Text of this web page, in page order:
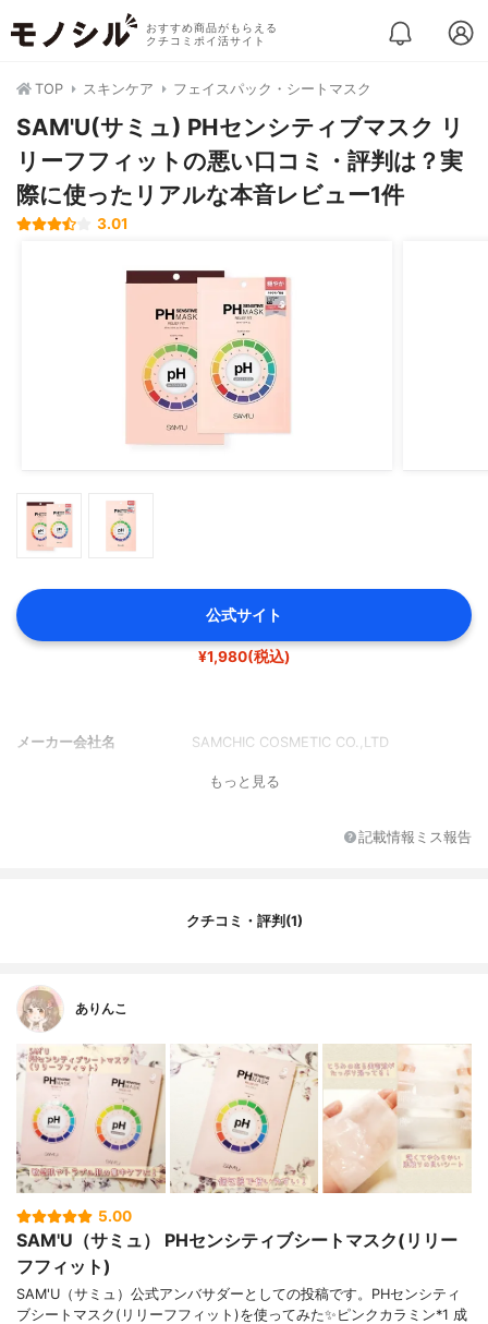
おすすめ商品がもらえる
クチコミポイ活サイト
TOP スキンケア フェイスパック・シートマスク
SAM'U(サミュ) PHセンシティブマスク リ
リーフフィットの悪い口コミ・評判は？実
際に使ったリアルな本音レビュー1件
3.01
公式サイト
¥1,980(税込)
メーカー会社名 SAMCHIC COSMETIC CO.,LTD
もっと見る
記載情報ミス報告
クチコミ・評判(1)
ありんこ
5.00
SAM'U（サミュ） PHセンシティブシートマスク(リリー
フフィット)
SAM'U（サミュ）公式アンバサダーとしての投稿です。PHセンシティ
ブシートマスク(リリーフフィット)を使ってみた✨ピンクカラミン*1 成